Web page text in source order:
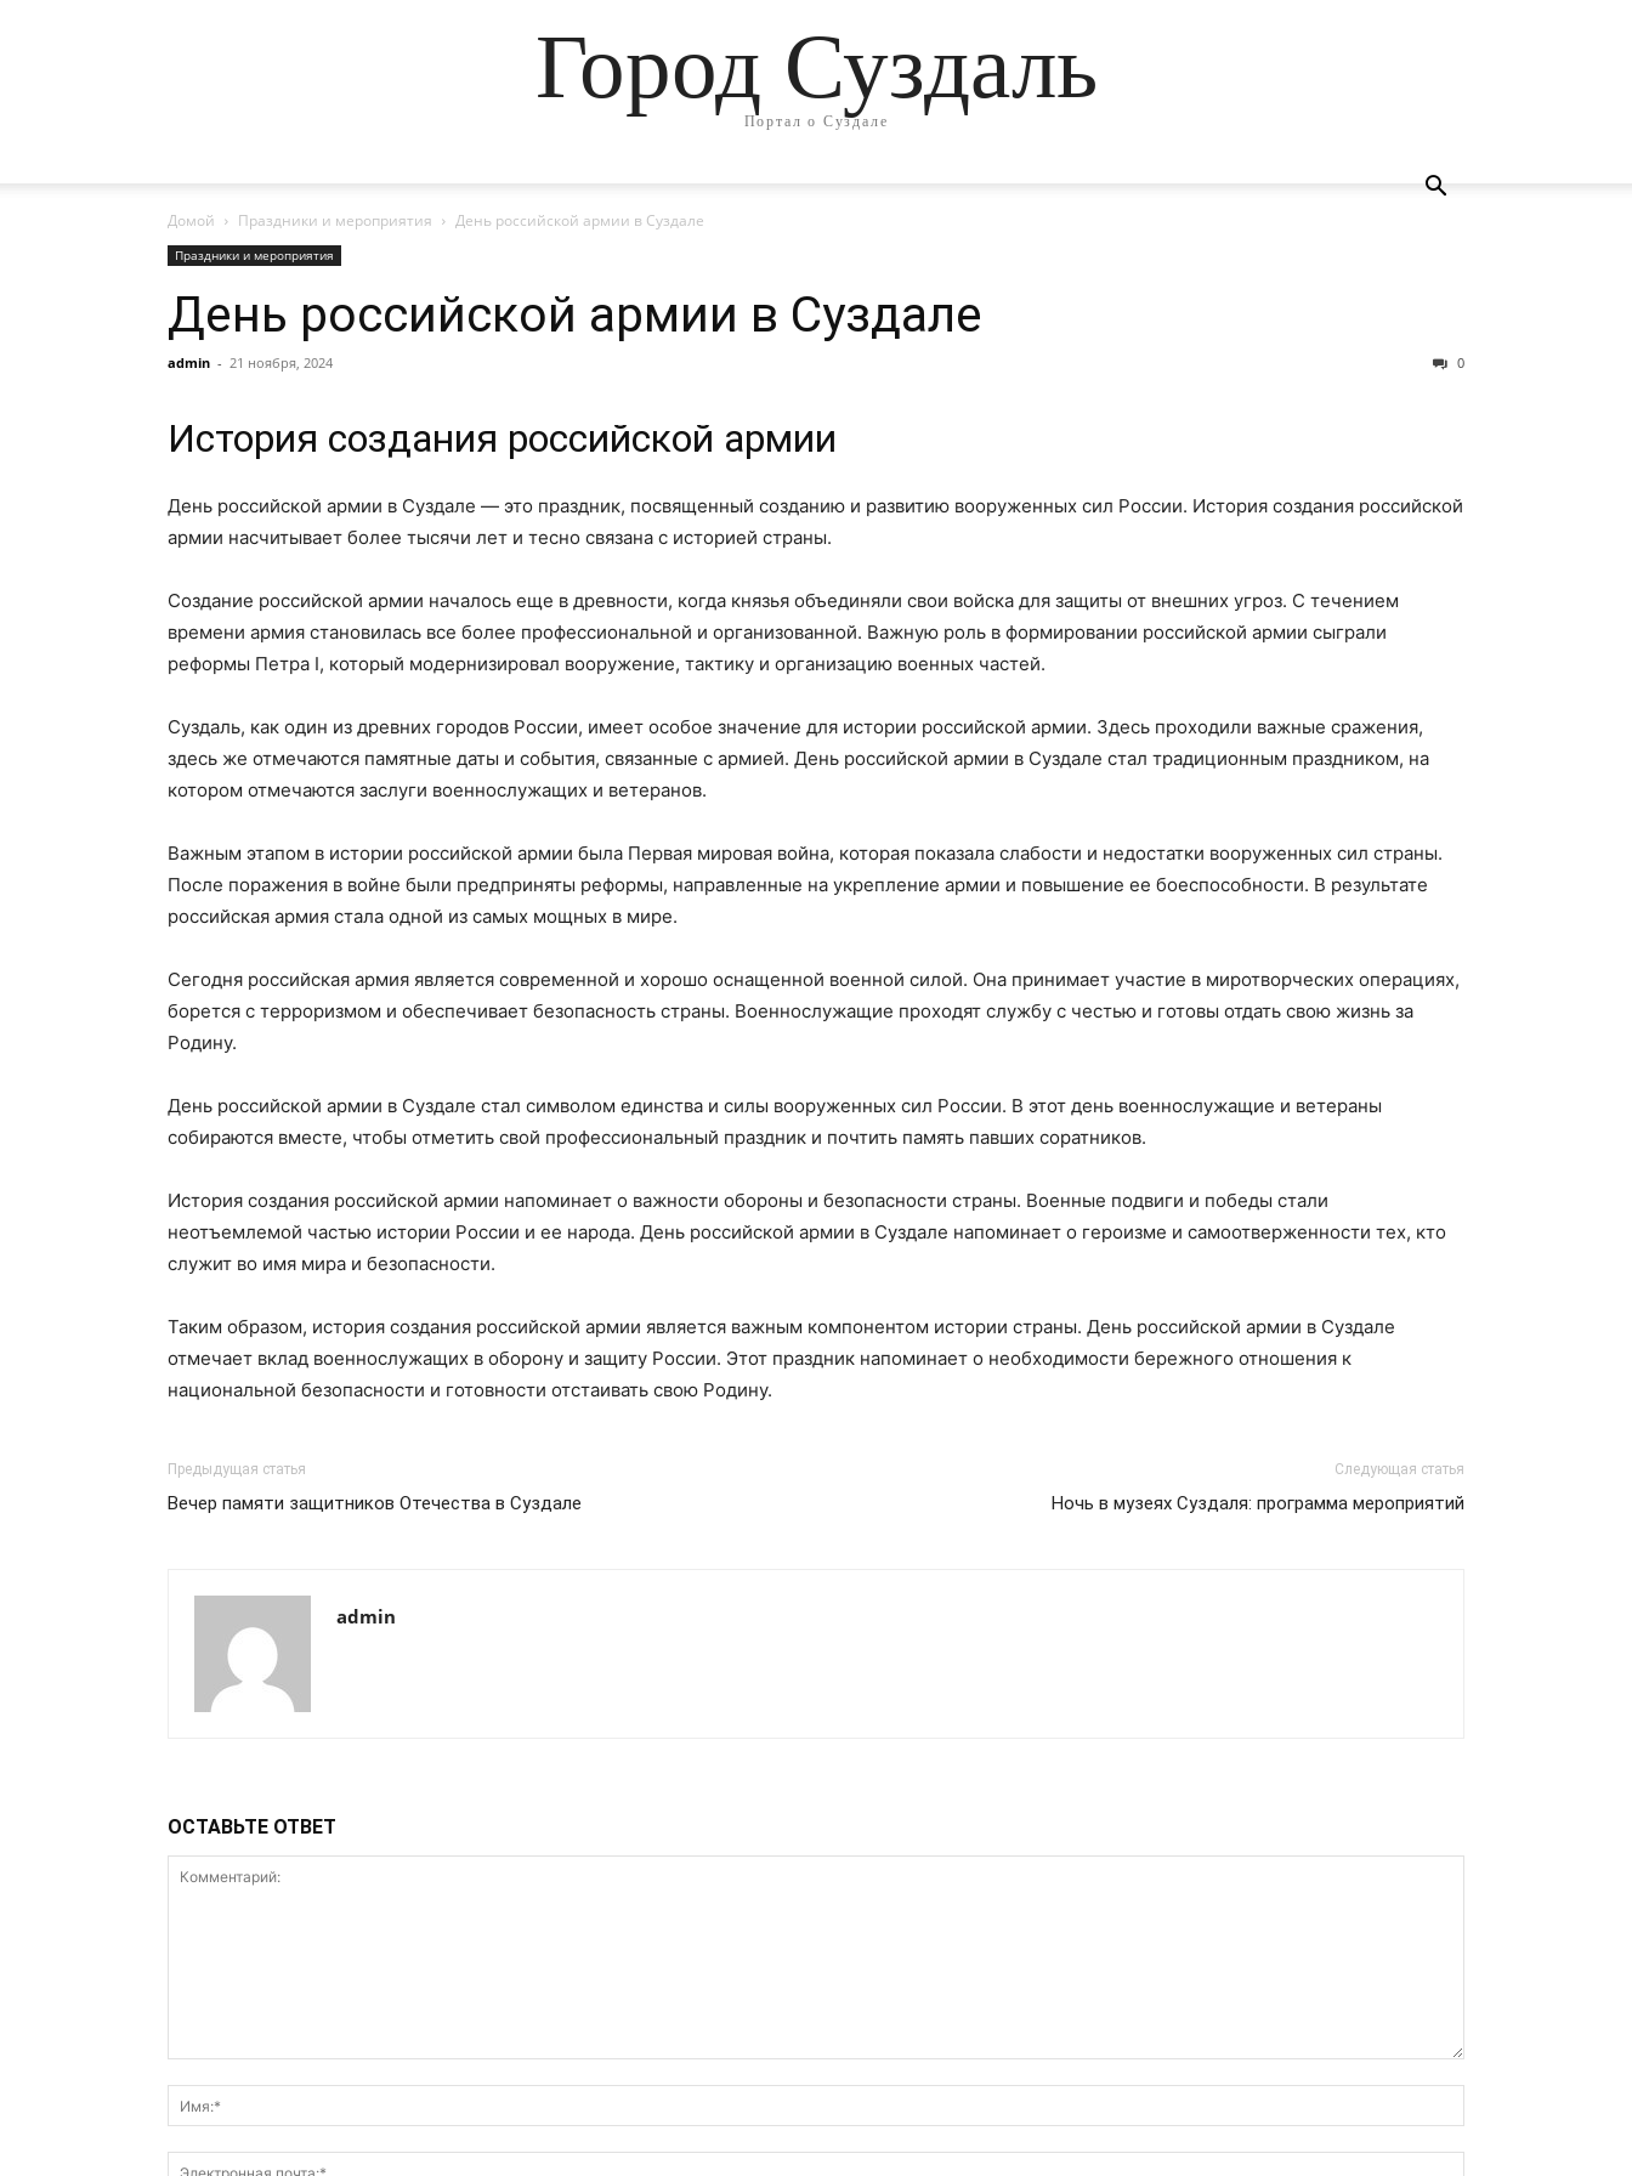
Город Суздаль
Портал о Суздале
Домой Праздники и мероприятия День российской армии в Суздале
Праздники и мероприятия
День российской армии в Суздале
admin - 21 ноября, 2024 0
История создания российской армии
День российской армии в Суздале — это праздник, посвященный созданию и развитию вооруженных сил России. История создания российской
армии насчитывает более тысячи лет и тесно связана с историей страны.
Создание российской армии началось еще в древности, когда князья объединяли свои войска для защиты от внешних угроз. С течением
времени армия становилась все более профессиональной и организованной. Важную роль в формировании российской армии сыграли
реформы Петра I, который модернизировал вооружение, тактику и организацию военных частей.
Суздаль, как один из древних городов России, имеет особое значение для истории российской армии. Здесь проходили важные сражения,
здесь же отмечаются памятные даты и события, связанные с армией. День российской армии в Суздале стал традиционным праздником, на
котором отмечаются заслуги военнослужащих и ветеранов.
Важным этапом в истории российской армии была Первая мировая война, которая показала слабости и недостатки вооруженных сил страны.
После поражения в войне были предприняты реформы, направленные на укрепление армии и повышение ее боеспособности. В результате
российская армия стала одной из самых мощных в мире.
Сегодня российская армия является современной и хорошо оснащенной военной силой. Она принимает участие в миротворческих операциях,
борется с терроризмом и обеспечивает безопасность страны. Военнослужащие проходят службу с честью и готовы отдать свою жизнь за
Родину.
День российской армии в Суздале стал символом единства и силы вооруженных сил России. В этот день военнослужащие и ветераны
собираются вместе, чтобы отметить свой профессиональный праздник и почтить память павших соратников.
История создания российской армии напоминает о важности обороны и безопасности страны. Военные подвиги и победы стали
неотъемлемой частью истории России и ее народа. День российской армии в Суздале напоминает о героизме и самоотверженности тех, кто
служит во имя мира и безопасности.
Таким образом, история создания российской армии является важным компонентом истории страны. День российской армии в Суздале
отмечает вклад военнослужащих в оборону и защиту России. Этот праздник напоминает о необходимости бережного отношения к
национальной безопасности и готовности отстаивать свою Родину.
Предыдущая статья
Вечер памяти защитников Отечества в Суздале
Следующая статья
Ночь в музеях Суздаля: программа мероприятий
admin
ОСТАВЬТЕ ОТВЕТ